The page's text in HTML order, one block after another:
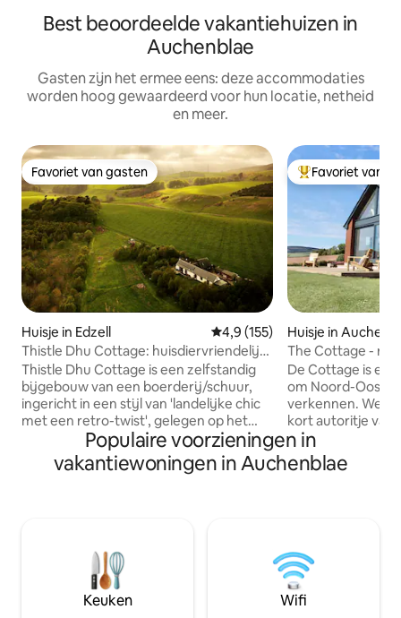
Best beoordeelde vakantiehuizen in
Auchenblae
Gasten zijn het ermee eens: deze accommodaties
worden hoog gewaardeerd voor hun locatie, netheid
en meer.
Favoriet van gasten
Favoriet van gasten
Huisje in Edzell Gemiddelde beoordeling van
4,9 (155)
Thistle Dhu Cottage: huisdiervriendelijk
huisje en tuin de tuin
Thistle Dhu Cottage is een zelfstandig
bijgebouw van een boerderij/schuur,
ingericht in een stijl van 'landelijke chic
met een retro-twist', gelegen op het
rustige platteland. Omheinde tuin en
privéweiland. Geweldige uitvalsbasis om
de Cairngorms, Grampians, stranden en
ontspannen in je eigen ruimte. Open
woonkamer/eethoek/keukentje, ÉÉN
slaapkamer, douche/toilet. Huisdieren
zijn hartelijk welkom. Sorry, niet
Topfavoriet van
Favoriet van
Huisje in
The Cottage -
prachtig uitzicht
De Cottage is
om Noord-Oost-
verkennen. We
kort autoritje van
Cairngorms,
stranden,
voelt je direct
Castle, waardoor
zijn voor gasten
ze bruiloften en
bijwonen. Ongeveer 35 minuten van de
Populaire voorzieningen in
vakantiewoningen in Auchenblae
Keuken Wifi